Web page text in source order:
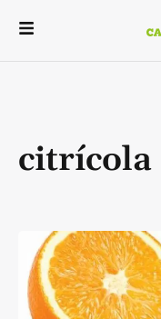
citrícola